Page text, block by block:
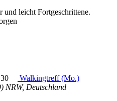
leicht Fortgeschrittene.
Walkingtreff (Mo.)
NRW, Deutschland